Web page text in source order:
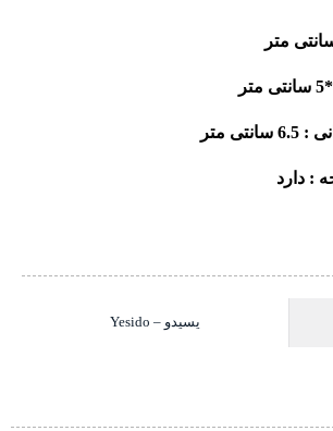
متر
یسیدو – Yesido